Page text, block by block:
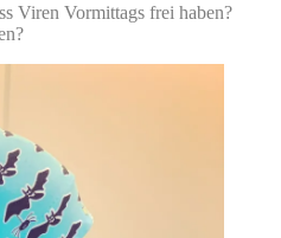
Viren Vormittags frei haben?